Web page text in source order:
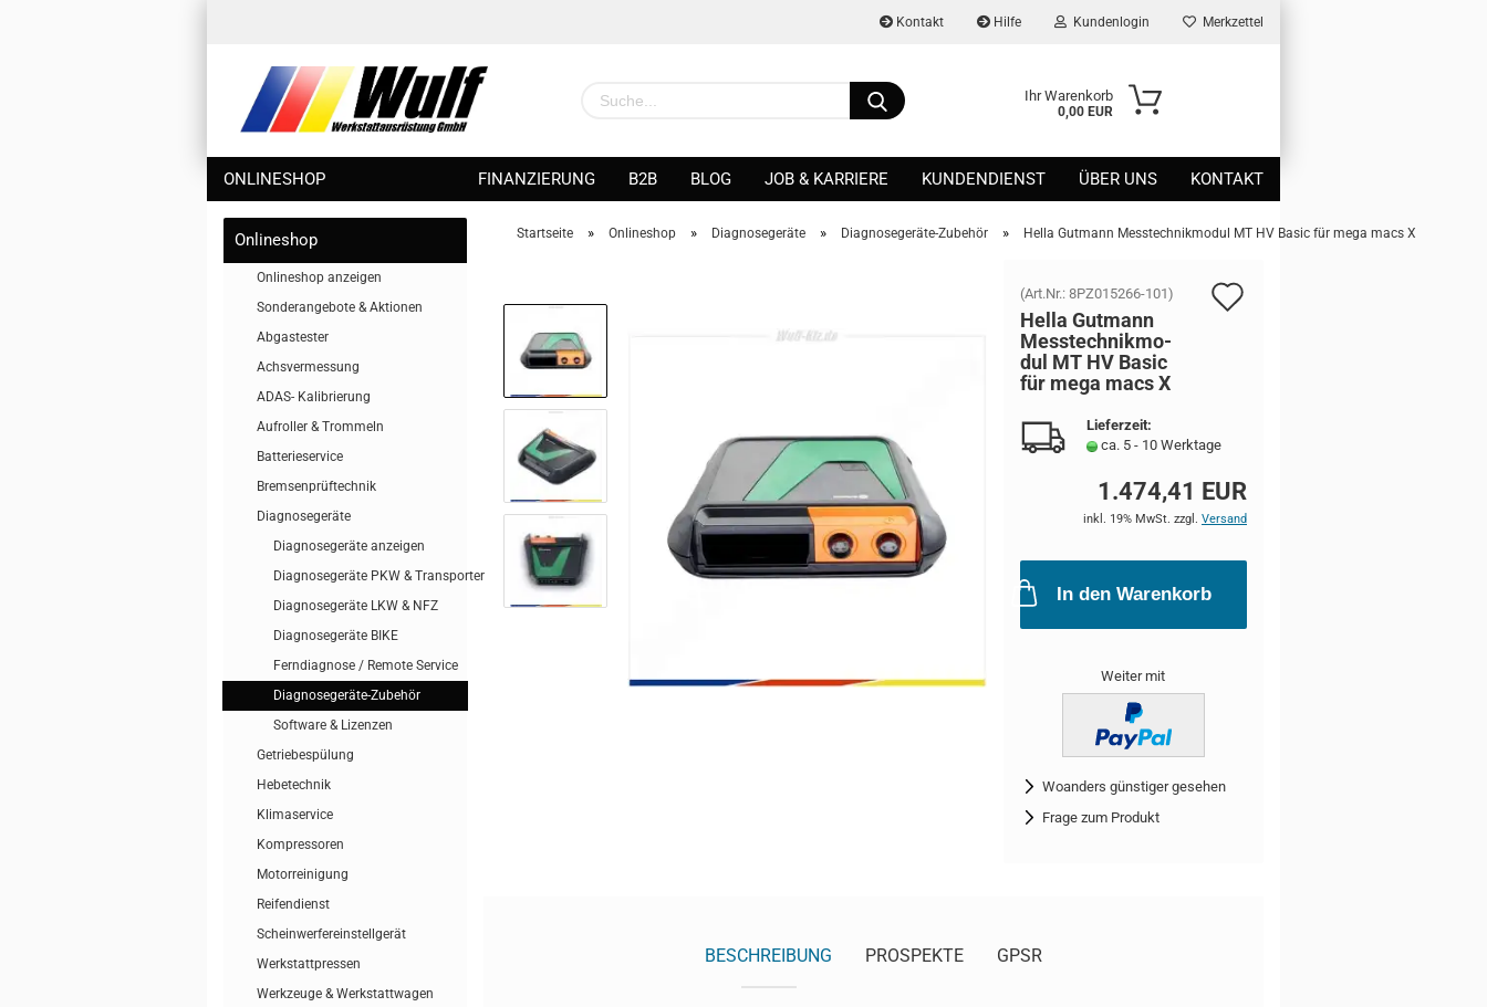
Kontakt Hilfe Kundenlogin Merkzettel
Ihr Warenkorb
0,00 EUR
ONLINESHOP FINANZIERUNG B2B BLOG JOB & KARRIERE KUNDENDIENST ÜBER UNS KONTAKT
Startseite » Onlineshop » Diagnosegeräte » Diagnosegeräte-Zubehör » Hella Gutmann Messtechnikmodul MT HV Basic für mega macs X
(Art.Nr.: 8PZ015266-101)
Hella Gut­mann
Mess­tech­nik­mo­
dul MT HV Basic
für mega macs X
Lieferzeit:
ca. 5 - 10 Werktage
1.474,41 EUR
inkl. 19% MwSt. zzgl. Versand
In den Warenkorb
Weiter mit
Woanders günstiger gesehen
Frage zum Produkt
BESCHREIBUNG PROSPEKTE GPSR
Onlineshop
Onlineshop anzeigen
Sonderangebote & Aktionen
Abgastester
Achsvermessung
ADAS- Kalibrierung
Aufroller & Trommeln
Batterieservice
Bremsenprüftechnik
Diagnosegeräte
Diagnosegeräte anzeigen
Diagnosegeräte PKW & Transporter
Diagnosegeräte LKW & NFZ
Diagnosegeräte BIKE
Ferndiagnose / Remote Service
Diagnosegeräte-Zubehör
Software & Lizenzen
Getriebespülung
Hebetechnik
Klimaservice
Kompressoren
Motorreinigung
Reifendienst
Scheinwerfereinstellgerät
Werkstattpressen
Werkzeuge & Werkstattwagen